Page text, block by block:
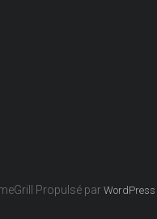
Propulsé par WordPress